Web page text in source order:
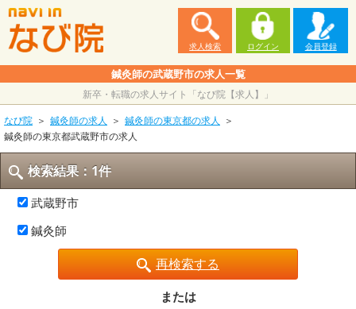
求人検索 ログイン 会員登録
鍼灸師の武蔵野市の求人一覧
新卒・転職の求人サイト「なび院【求人】」
なび院
鍼灸師の求人
鍼灸師の東京都の求人
鍼灸師の東京都武蔵野市の求人
検索結果：1件
武蔵野市
鍼灸師
再検索する
または